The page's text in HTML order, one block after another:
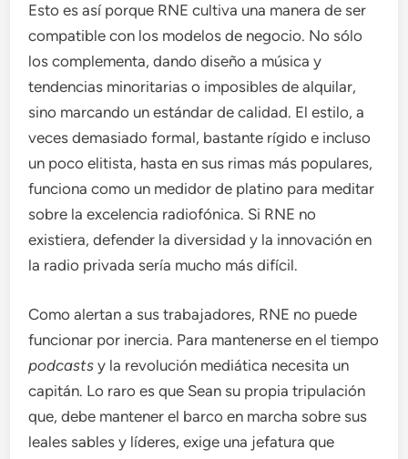
Esto es así porque RNE cultiva una manera de ser
compatible con los modelos de negocio. No sólo
los complementa, dando diseño a música y
tendencias minoritarias o imposibles de alquilar,
sino marcando un estándar de calidad. El estilo, a
veces demasiado formal, bastante rígido e incluso
un poco elitista, hasta en sus rimas más populares,
funciona como un medidor de platino para meditar
sobre la excelencia radiofónica. Si RNE no
existiera, defender la diversidad y la innovación en
la radio privada sería mucho más difícil.
Como alertan a sus trabajadores, RNE no puede
funcionar por inercia. Para mantenerse en el tiempo
podcasts y la revolución mediática necesita un
capitán. Lo raro es que Sean su propia tripulación
que, debe mantener el barco en marcha sobre sus
leales sables y líderes, exige una jefatura que